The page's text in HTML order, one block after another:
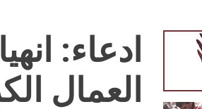
ادعاء:
العمال